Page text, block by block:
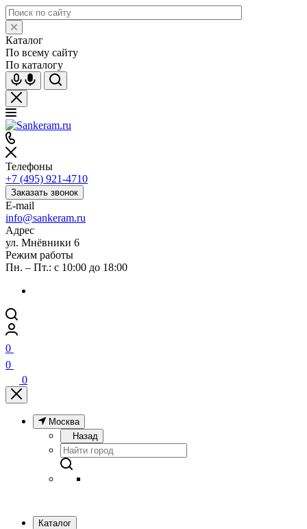
Каталог
По всему сайту
По каталогу
Телефоны
+7 (495) 921-4710
Заказать звонок
E-mail
info@sankeram.ru
Адрес
ул. Мнёвники 6
Режим работы
Пн. – Пт.: с 10:00 до 18:00
0
0
0
Москва
Назад
Каталог